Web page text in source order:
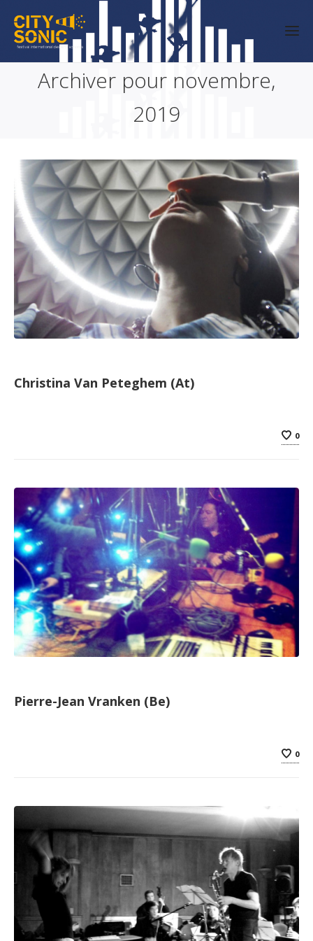
Archiver pour novembre,
2019
Christina Van Peteghem (At)
0
Pierre-Jean Vranken (Be)
0